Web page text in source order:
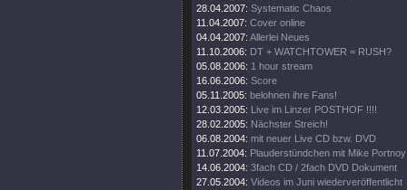
28.04.2007: Systematic Chaos
11.04.2007: Cover online
04.04.2007: Allerlei Neues
11.10.2006: DT + WATCHTOWER = RUSH?
05.08.2006: 1 hour stream
16.06.2006: Score
05.11.2005: belohnen ihre Fans!
12.03.2005: Live im Linzer POSTHOF !!!!
28.02.2005: Nächster Streich!
06.08.2004: mit neuer Live CD bzw. DVD
11.07.2004: Plauderstündchen mit Mike Portnoy
14.06.2004: 3fach CD / 2fach DVD Dokument
27.05.2004: Videos im Juni wiederveröffentlicht